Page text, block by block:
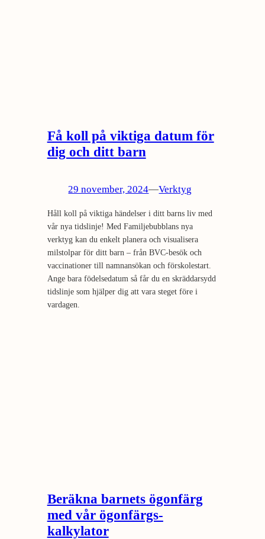
Få koll på viktiga datum för
dig och ditt barn
29 november, 2024—Verktyg
Håll koll på viktiga händelser i ditt barns liv med
vår nya tidslinje! Med Familjebubblans nya
verktyg kan du enkelt planera och visualisera
milstolpar för ditt barn – från BVC-besök och
vaccinationer till namnansökan och förskolestart.
Ange bara födelsedatum så får du en skräddarsydd
tidslinje som hjälper dig att vara steget före i
vardagen.
Beräkna barnets ögonfärg
med vår ögonfärgs­
kalkylator